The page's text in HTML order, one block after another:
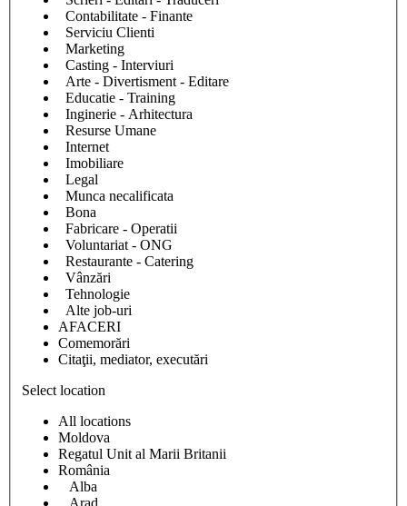
Contabilitate - Finante
Serviciu Clienti
Marketing
Casting - Interviuri
Arte - Divertisment - Editare
Educatie - Training
Inginerie - Arhitectura
Resurse Umane
Internet
Imobiliare
Legal
Munca necalificata
Bona
Fabricare - Operatii
Voluntariat - ONG
Restaurante - Catering
Vânzări
Tehnologie
Alte job-uri
AFACERI
Comemorări
Citaţii, mediator, executări
Select location
All locations
Moldova
Regatul Unit al Marii Britanii
România
Alba